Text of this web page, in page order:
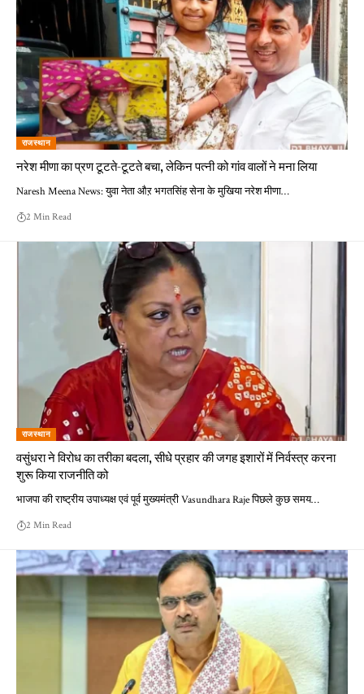
राजस्थान
नरेश मीणा का प्रण टूटते-टूटते बचा, लेकिन पत्नी को गांव वालों ने मना लिया
Naresh Meena News: युवा नेता औऱ भगतसिंह सेना के मुखिया नरेश मीणा…
2 Min Read
राजस्थान
वसुंधरा ने विरोध का तरीका बदला, सीधे प्रहार की जगह इशारों में निर्वस्त्र करना
शुरू किया राजनीति को
भाजपा की राष्ट्रीय उपाध्यक्ष एवं पूर्व मुख्यमंत्री Vasundhara Raje पिछले कुछ समय…
2 Min Read